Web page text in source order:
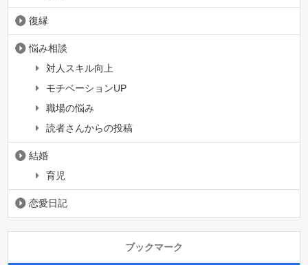
復縁
悩み相談
対人スキル向上
モチベーションUP
職場の悩み
読者さんからの投稿
結婚
育児
恋愛日記
ブックマーク